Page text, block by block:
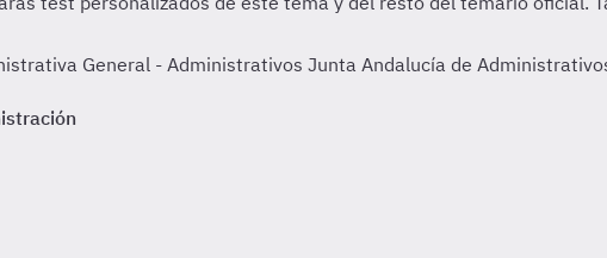
General - Administrativos Junta Andalucía de